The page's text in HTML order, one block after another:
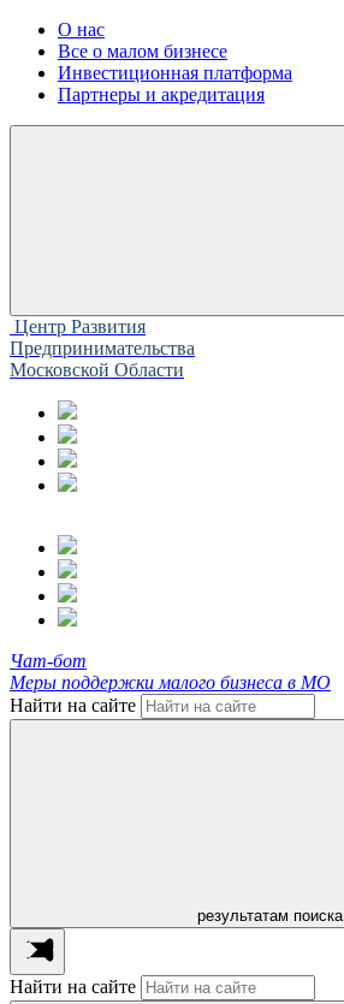
О нас
Все о малом бизнесе
Инвестиционная платформа
Партнеры и акредитация
Центр Развития
Предпринимательства
Московской Области
Чат-бот
Меры поддержки малого бизнеса в МО
Найти на сайте
результатам поиска
Найти на сайте